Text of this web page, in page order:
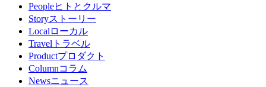
Peopleヒトとクルマ
Storyストーリー
Localローカル
Travel トラベル
Productプロダクト
Columnコラム
Newsニュース